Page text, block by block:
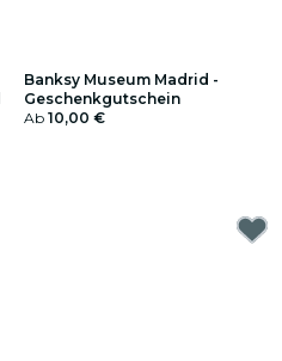
Banksy Museum Madrid -
Geschenkgutschein
Ab 10,00 €